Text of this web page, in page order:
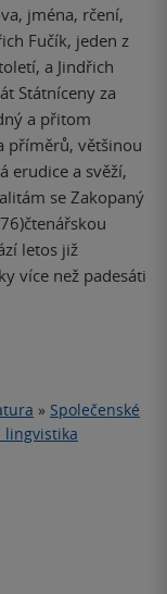
jména, rčení,
Fučík, jeden z
a Jindřich
Státníceny za
a přitom
příměrů, většinou
erudice a svěží,
se Zakopaný
letos již
více než padesáti
» Společenské
lingvistika